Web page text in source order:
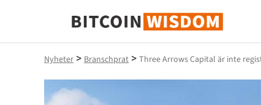
Bitcoin Wisdom
Nyheter > Branschprat > Three Arrows Capital är inte